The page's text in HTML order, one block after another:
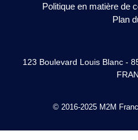
Politique en matière de
Plan
123 Boulevard Louis Blanc -
© 2016-2025 M2M